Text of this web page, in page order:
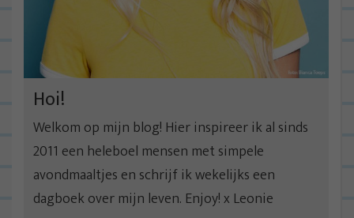
e
Hoi!
Welkom op mijn blog! Hier inspireer ik al sinds
2011 een heleboel mensen met simpele
avondmaaltjes en schrijf ik wekelijks een
dagboek over mijn leven. Enjoy! x Leonie